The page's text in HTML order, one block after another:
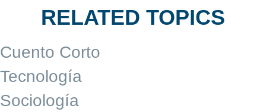
RELATED TOPICS
Cuento Corto
Tecnología
Sociología